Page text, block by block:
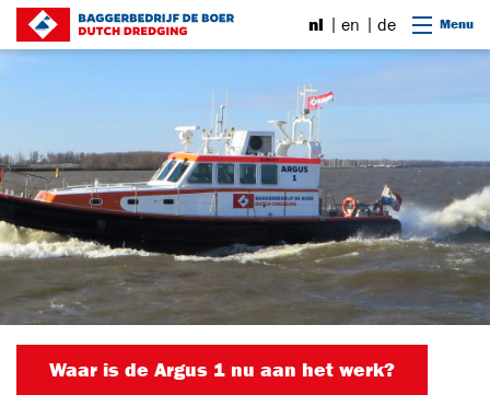
Ga naar content
nl en de Menu
Waar is de Argus 1 nu aan het werk?